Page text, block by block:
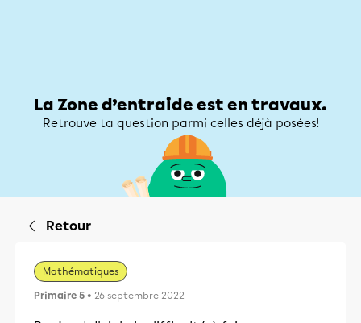
La Zone d’entraide est en travaux.
Retrouve ta question parmi celles déjà posées!
Retour
Mathématiques
Primaire 5 • 26 septembre 2022